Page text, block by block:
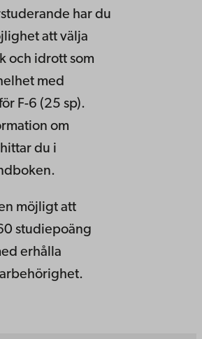
har du
att välja
och idrott som
med
F-6 (25 sp).
om
du i
möjligt att
studiepoäng
erhålla